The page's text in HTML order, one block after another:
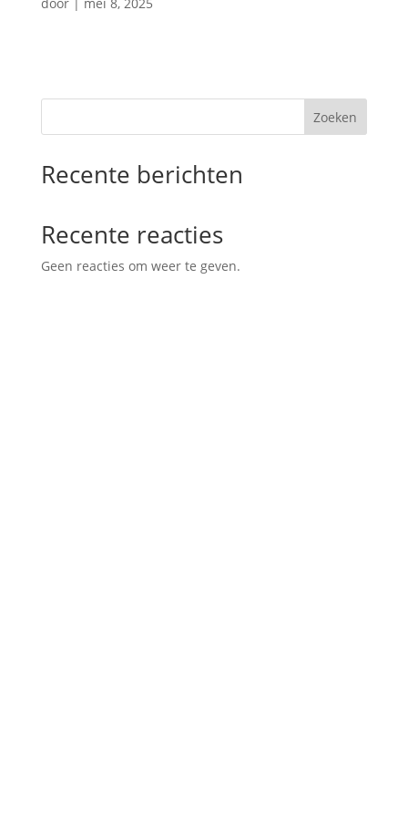
Zoeken
Recente berichten
Recente reacties
Geen reacties om weer te geven.